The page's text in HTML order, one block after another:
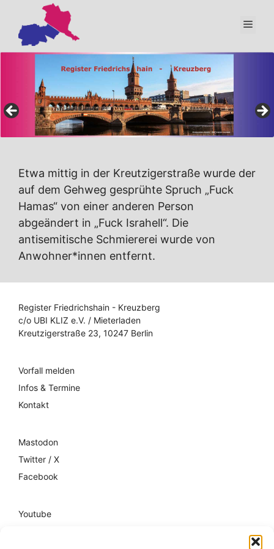
Inhalt
springen
Etwa mittig in der Kreutzigerstraße wurde der
auf dem Gehweg gesprühte Spruch „Fuck
Hamas“ von einer anderen Person
abgeändert in „Fuck Israhell“. Die
antisemitische Schmiererei wurde von
Anwohner*innen entfernt.
Register Friedrichshain - Kreuzberg
c/o UBI KLIZ e.V. / Mieterladen
Kreutzigerstraße 23, 10247 Berlin
Vorfall melden
Infos & Termine
Kontakt
Mastodon
Twitter / X
Facebook
Youtube